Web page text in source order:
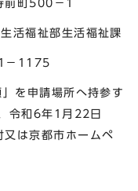
前町500－1
活福祉部生活福祉課
申請場所へ持参す
令和6年1月22日
又は京都市ホームペ